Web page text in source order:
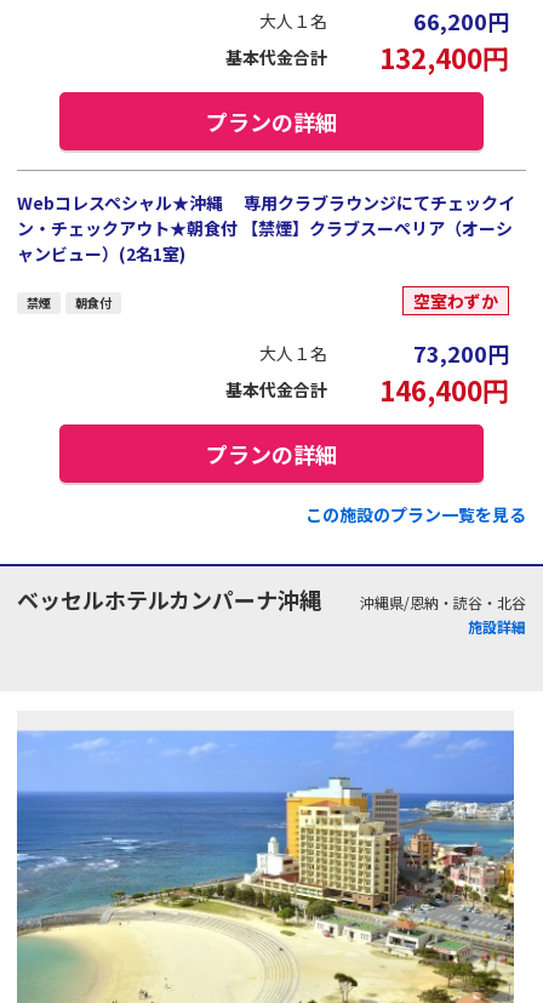
大人１名 66,200円
基本代金合計 132,400円
プランの詳細
Webコレスペシャル★沖縄 専用クラブラウンジにてチェックイ
ン・チェックアウト★朝食付 【禁煙】クラブスーペリア（オーシ
ャンビュー）(2名1室)
禁煙 朝食付 空室わずか
大人１名 73,200円
基本代金合計 146,400円
プランの詳細
この施設のプラン一覧を見る
ベッセルホテルカンパーナ沖縄
沖縄県/恩納・読谷・北谷
施設詳細